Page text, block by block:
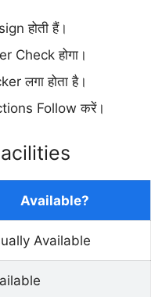
होती हैं।
Check होगा।
लगा होता है।
Follow करें।
Available?
Available